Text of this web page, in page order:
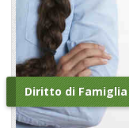
Diritto di Famiglia